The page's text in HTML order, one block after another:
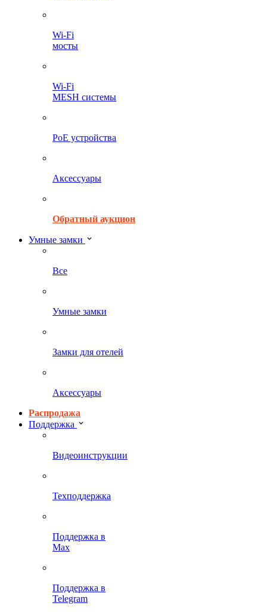
Wi-Fi
мосты
Wi-Fi
MESH системы
PoE устройства
Аксессуары
Обратный аукцион
Умные замки
Все
Умные замки
Замки для отелей
Аксессуары
Распродажа
Поддержка
Видеоинструкции
Техподдержка
Поддержка в
Max
Поддержка в
Telegram